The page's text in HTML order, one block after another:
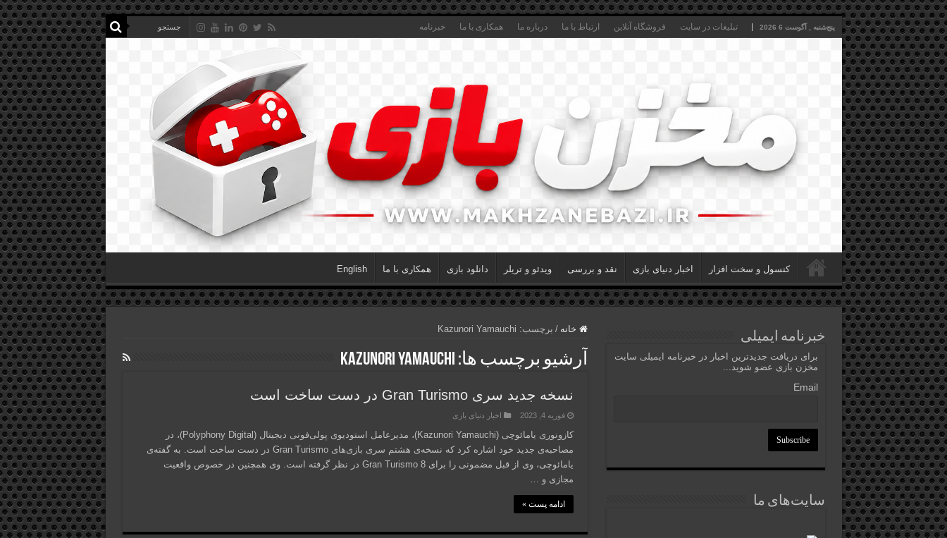
پنج‌شنبه , آگوست 6 2026 تبلیغات در سایت فروشگاه آنلاین ارتباط با ما درباره ما همکاری با ما خبرنامه
کنسول و سخت افزار اخبار دنیای بازی نقد و بررسی ویدئو و تریلر دانلود بازی همکاری با ما English
خانه / برچسب: Kazunori Yamauchi
آرشیو برچسب ها: Kazunori Yamauchi
نسخه جدید سری Gran Turismo در دست ساخت است
فوریه 4, 2023 اخبار دنیای بازی
کازونوری یامائوچی (Kazunori Yamauchi)، مدیرعامل استودیوی پولی‌فونی دیجیتال (Polyphony Digital)، در
مصاحبه‌ی جدید خود اشاره کرد که نسخه‌ی هشتم سری بازی‌های Gran Turismo در دست ساخت است. به گفته‌ی
یامائوچی، وی از قبل مضمونی را برای Gran Turismo 8 در نظر گرفته است. وی همچنین در خصوص واقعیت
مجازی و …
ادامه پست »
خبرنامه ایمیلی
برای دریافت جدیدترین اخبار در خبرنامه ایمیلی سایت
مخزن بازی عضو شوید...
Email
سایت‌های ما